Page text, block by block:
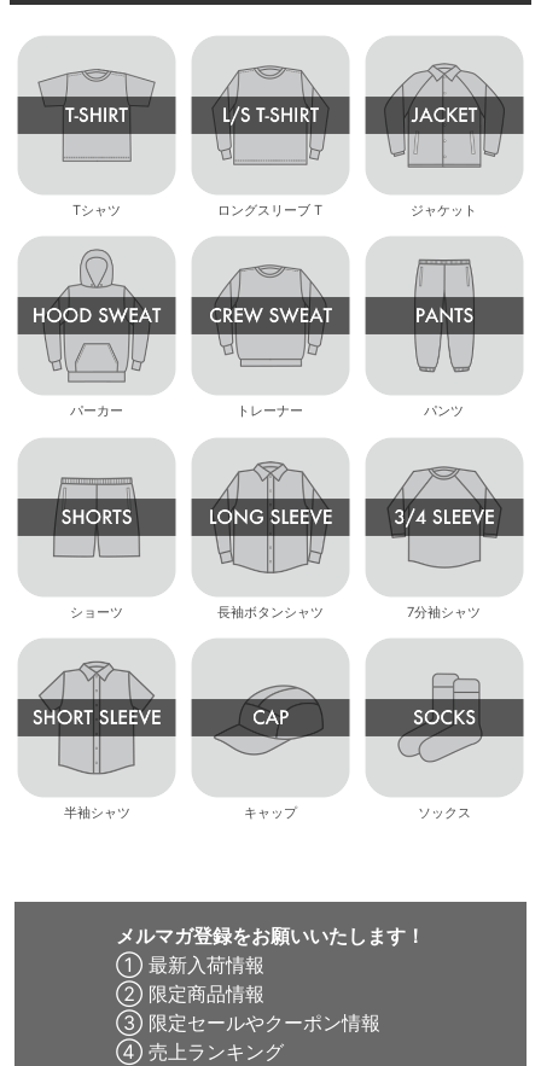
Tシャツ ロングスリーブ T ジャケット
パーカー トレーナー パンツ
ショーツ 長袖ボタンシャツ 7分袖シャツ
半袖シャツ キャップ ソックス
メルマガ登録をお願いいたします！
① 最新入荷情報
② 限定商品情報
③ 限定セールやクーポン情報
④ 売上ランキング